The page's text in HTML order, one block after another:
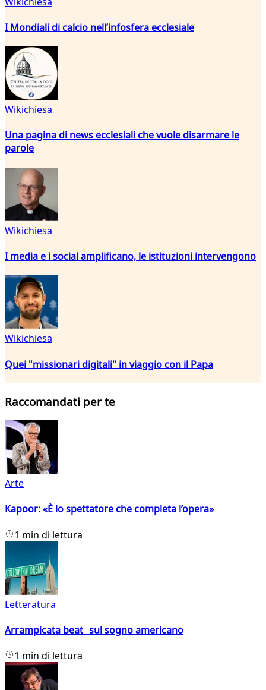
I Mondiali di calcio nell’infosfera ecclesiale
Wikichiesa
Una pagina di news ecclesiali che vuole disarmare le
parole
Wikichiesa
I media e i social amplificano, le istituzioni intervengono
Wikichiesa
Quei "missionari digitali" in viaggio con il Papa
Raccomandati per te
Arte
Kapoor: «È lo spettatore che completa l’opera»
1 min di lettura
Letteratura
Arrampicata beat sul sogno americano
1 min di lettura